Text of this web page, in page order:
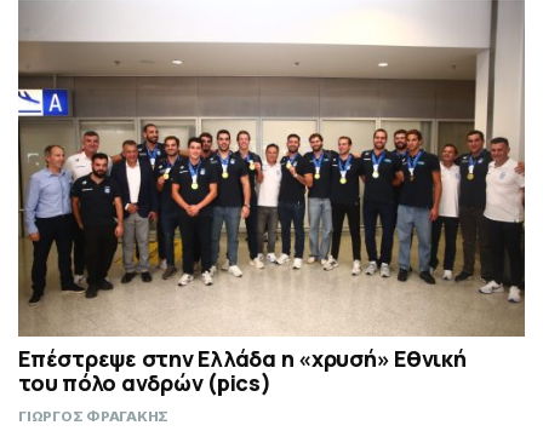
Επέστρεψε στην Ελλάδα η «χρυσή» Εθνική
του πόλο ανδρών (pics)
ΓΙΩΡΓΟΣ ΦΡΑΓΑΚΗΣ